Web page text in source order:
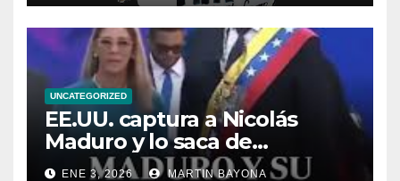
UNCATEGORIZED
EE.UU. captura a Nicolás
Maduro y lo saca de
Venezuela
ENE 3, 2026 MARTIN BAYONA